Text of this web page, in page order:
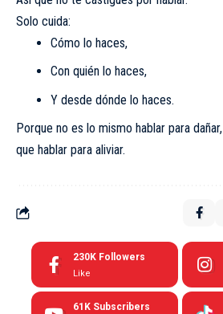
Solo cuida:
Cómo lo haces,
Con quién lo haces,
Y desde dónde lo haces.
Porque no es lo mismo hablar para dañar,
que hablar para aliviar.
230K Followers
Like
61K Subscribers